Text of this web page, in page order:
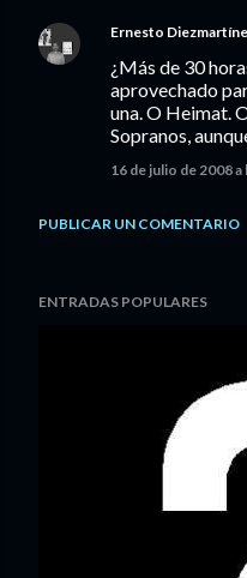
Ernesto
¿Más de 30
aprovechado
una. O Heimat.
Sopranos,
16 de julio de 2008 a
PUBLICAR UN COMENTARIO
ENTRADAS POPULARES